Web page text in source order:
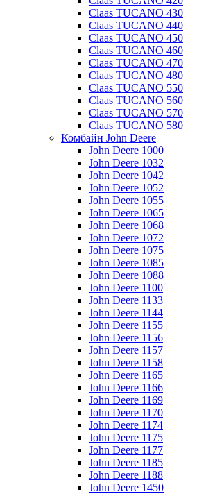
Claas TUCANO 430
Claas TUCANO 440
Claas TUCANO 450
Claas TUCANO 460
Claas TUCANO 470
Claas TUCANO 480
Claas TUCANO 550
Claas TUCANO 560
Claas TUCANO 570
Claas TUCANO 580
Комбайн John Deere
John Deere 1000
John Deere 1032
John Deere 1042
John Deere 1052
John Deere 1055
John Deere 1065
John Deere 1068
John Deere 1072
John Deere 1075
John Deere 1085
John Deere 1088
John Deere 1100
John Deere 1133
John Deere 1144
John Deere 1155
John Deere 1156
John Deere 1157
John Deere 1158
John Deere 1165
John Deere 1166
John Deere 1169
John Deere 1170
John Deere 1174
John Deere 1175
John Deere 1177
John Deere 1185
John Deere 1188
John Deere 1450